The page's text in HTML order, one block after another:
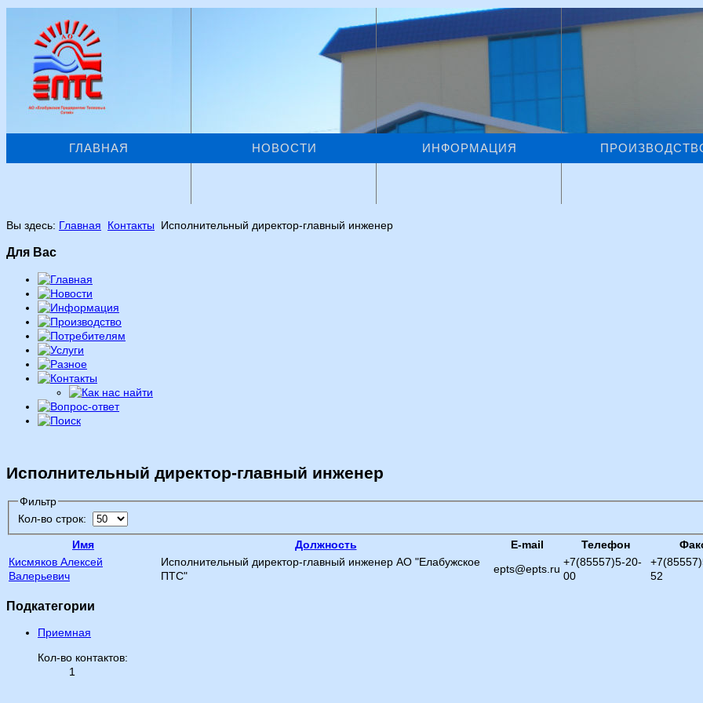
ГЛАВНАЯ НОВОСТИ ИНФОРМАЦИЯ
Вы здесь: Главная Контакты Исполнительный директор-главный инженер
Для Вас
Исполнительный директор-главный инженер
Фильтр
Кол-во строк:
Имя Должность E-mail Телефон
Кисмяков Алексей
Валерьевич
Исполнительный директор-главный инженер АО "Елабужское
ПТС"
epts@epts.ru
+7(85557)5-20-
00
52
Подкатегории
Приемная
Кол-во контактов:
1